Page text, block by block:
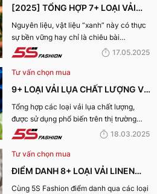
[2025] TỔNG HỢP 7+ LOẠI VẢI
BỀN VỮNG, THÂN THIỆN VỚI MÔI
TRƯỜNG
Nguyên liệu, vật liệu “xanh” này có thực
sự bền vững hay chỉ là chiêu bài
marketing? Cùng 5S Fashion khám phá
năm 2025 giúp bạn nhìn rõ sự thật phía
sau những chiếc bộ trang phục vừa đẹp
17.05.2025
Tư vấn chọn mua
9+ LOẠI VẢI LỤA CHẤT LƯỢNG VÀ
TỐT NHẤT HIỆN NAY
Tổng hợp các loại vải lụa chất lượng,
được sử dụng phổ biến trên thị trường
hiện nay sẽ được 5S Fashion cung cấp
tìm hiểu nhé!
18.03.2025
Tư vấn chọn mua
ĐIỂM DANH 8+ LOẠI VẢI LINEN
PHỔ BIẾN NHẤT HIỆN NAY
Cùng 5S Fashion điểm danh qua các loại